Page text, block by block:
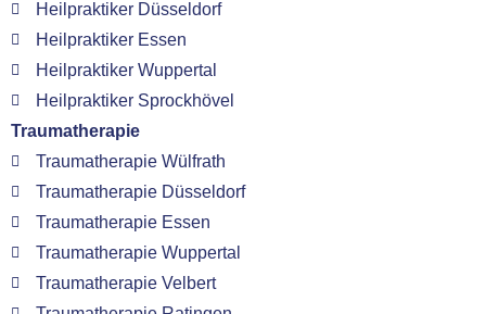
Heilpraktiker Düsseldorf
Heilpraktiker Essen
Heilpraktiker Wuppertal
Heilpraktiker Sprockhövel
Traumatherapie
Traumatherapie Wülfrath
Traumatherapie Düsseldorf
Traumatherapie Essen
Traumatherapie Wuppertal
Traumatherapie Velbert